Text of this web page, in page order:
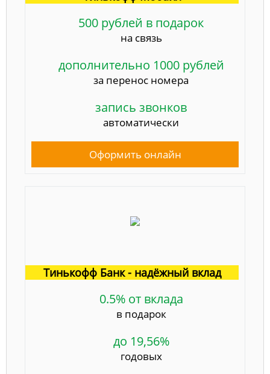
500 рублей в подарок
на связь
дополнительно 1000 рублей
за перенос номера
запись звонков
автоматически
Оформить онлайн
Тинькофф Банк - надёжный вклад
0.5% от вклада
в подарок
до 19,56%
годовых